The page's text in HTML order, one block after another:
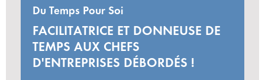
Du Temps Pour Soi
FACILITATRICE ET DONNEUSE DE
TEMPS AUX CHEFS
D'ENTREPRISES DÉBORDÉS !